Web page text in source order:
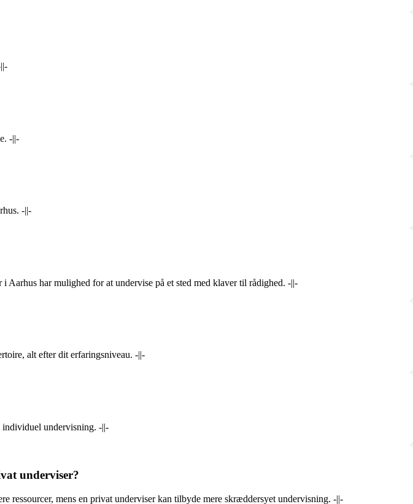
-||-
-||-
har mulighed for at undervise på et sted med klaver til rådighed. -||-
alt efter dit erfaringsniveau. -||-
individuel undervisning. -||-
underviser?
ressourcer, mens en privat underviser kan tilbyde mere skræddersyet undervisning. -||-